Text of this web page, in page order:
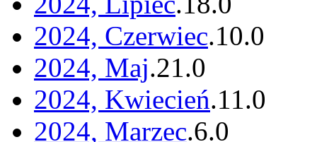
2024, Czerwiec.10.0
2024, Maj.21.0
2024, Kwiecień.11.0
2024, Marzec.6.0